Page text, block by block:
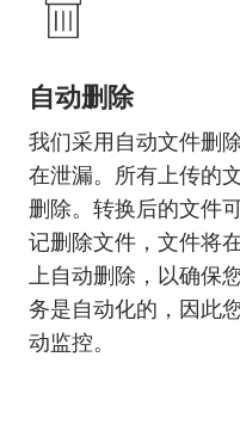
自动删除
我们采用自动文件删
在泄漏。所有上传的
删除。转换后的文件
记删除文件，文件将
上自动删除，以确保
务是自动化的，因此
动监控。